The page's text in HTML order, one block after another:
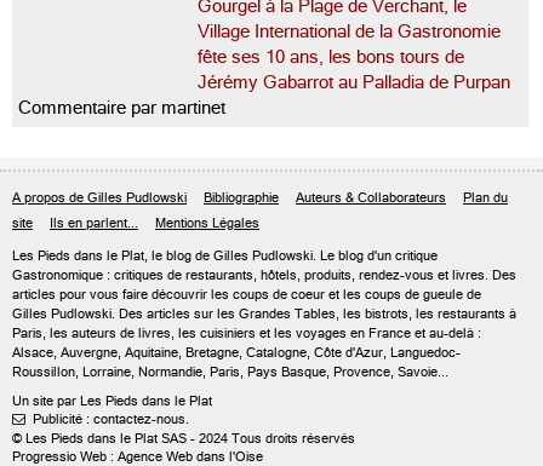
Gourgel à la Plage de Verchant, le
Village International de la Gastronomie
fête ses 10 ans, les bons tours de
Jérémy Gabarrot au Palladia de Purpan
Commentaire par martinet
A propos de Gilles Pudlowski Bibliographie Auteurs & Collaborateurs
Plan du
site
Ils en parlent... Mentions Légales
Les Pieds dans le Plat, le blog de Gilles Pudlowski. Le blog d'un critique
Gastronomique : critiques de restaurants, hôtels, produits, rendez-vous et livres. Des
articles pour vous faire découvrir les coups de coeur et les coups de gueule de
Gilles Pudlowski. Des articles sur les Grandes Tables, les bistrots, les restaurants à
Paris, les auteurs de livres, les cuisiniers et les voyages en France et au-delà :
Alsace, Auvergne, Aquitaine, Bretagne, Catalogne, Côte d'Azur, Languedoc-
Roussillon, Lorraine, Normandie, Paris, Pays Basque, Provence, Savoie...
Un site par Les Pieds dans le Plat
 Publicité : contactez-nous.
© Les Pieds dans le Plat SAS - 2024 Tous droits réservés
Progressio Web : Agence Web dans l'Oise